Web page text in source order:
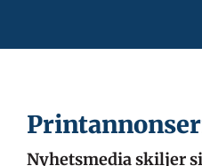
Nyhetsmedia skiljer